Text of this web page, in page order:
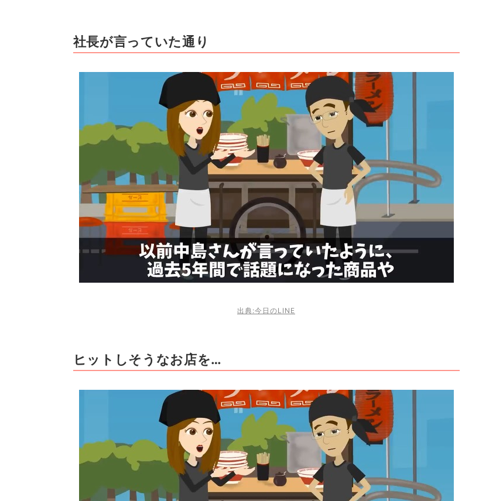
社長が言っていた通り
出典:今日のLINE
ヒットしそうなお店を…